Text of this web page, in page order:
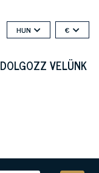
HUN €
DOLGOZZ VELÜNK